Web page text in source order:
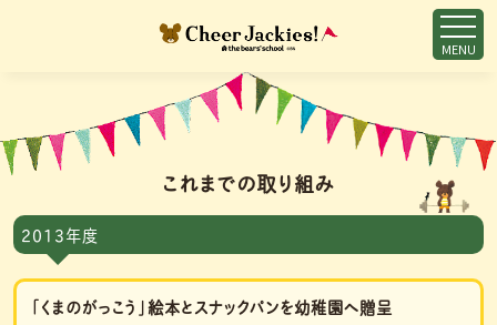
MENU
これまでの取り組み
2013年度
「くまのがっこう」絵本とスナックパンを幼稚園へ贈呈